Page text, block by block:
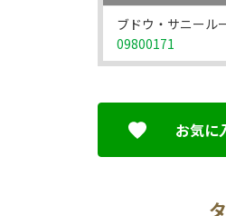
ブドウ・サニール
09800171
お気に